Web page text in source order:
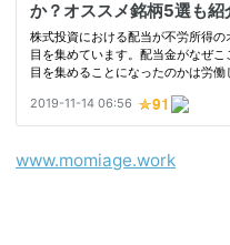
www.momiage.work